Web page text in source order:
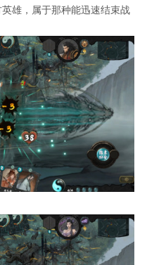
雄，属于那种能迅速结束战